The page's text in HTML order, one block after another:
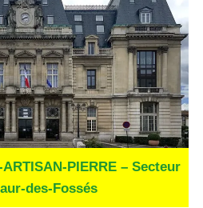
PIERRE – Secteur
des-Fossés